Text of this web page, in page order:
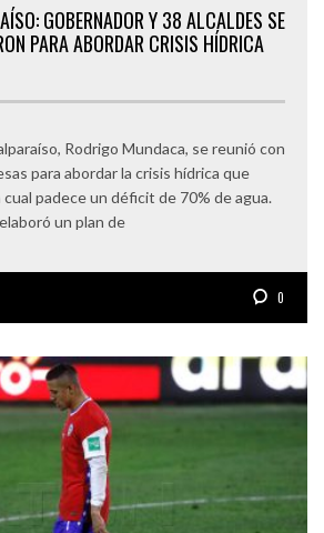
GOBERNADOR Y 38 ALCALDES SE
PARA ABORDAR CRISIS HÍDRICA
Rodrigo Mundaca, se reunió con
para abordar la crisis hídrica que
padece un déficit de 70% de agua.
un plan de
0